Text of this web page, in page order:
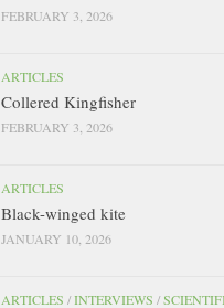
FEBRUARY 3, 2026
ARTICLES
Collered Kingfisher
FEBRUARY 3, 2026
ARTICLES
Black-winged kite
JANUARY 10, 2026
ARTICLES /INTERVIEWS /